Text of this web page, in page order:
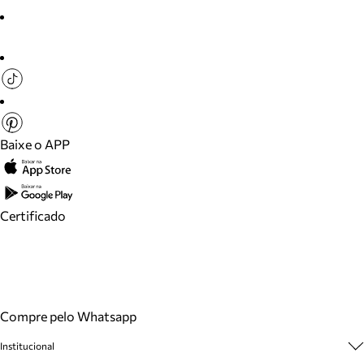
Baixe o APP
Certificado
Compre pelo Whatsapp
Institucional